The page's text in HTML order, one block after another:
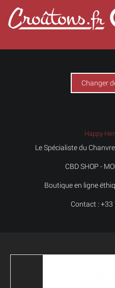
Changer
Happy
Le Spécialiste du
CBD SHOP -
Boutique en ligne
Contact : +33